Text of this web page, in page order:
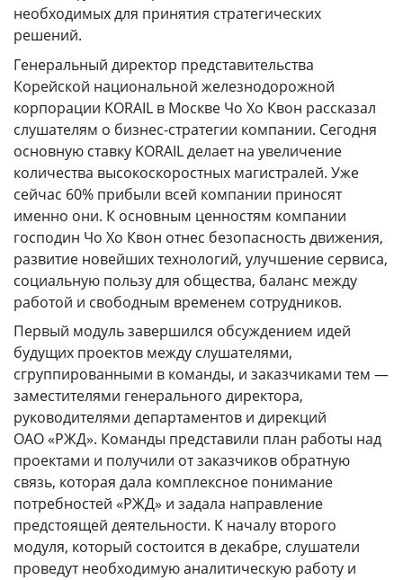
необходимых для принятия стратегических
решений.
Генеральный директор представительства
Корейской национальной железнодорожной
корпорации KORAIL в Москве Чо Хо Квон рассказал
слушателям о бизнес-стратегии компании. Сегодня
основную ставку KORAIL делает на увеличение
количества высокоскоростных магистралей. Уже
сейчас 60% прибыли всей компании приносят
именно они. К основным ценностям компании
господин Чо Хо Квон отнес безопасность движения,
развитие новейших технологий, улучшение сервиса,
социальную пользу для общества, баланс между
работой и свободным временем сотрудников.
Первый модуль завершился обсуждением идей
будущих проектов между слушателями,
сгруппированными в команды, и заказчиками тем —
заместителями генерального директора,
руководителями департаментов и дирекций
ОАО «РЖД». Команды представили план работы над
проектами и получили от заказчиков обратную
связь, которая дала комплексное понимание
потребностей «РЖД» и задала направление
предстоящей деятельности. К началу второго
модуля, который состоится в декабре, слушатели
проведут необходимую аналитическую работу и